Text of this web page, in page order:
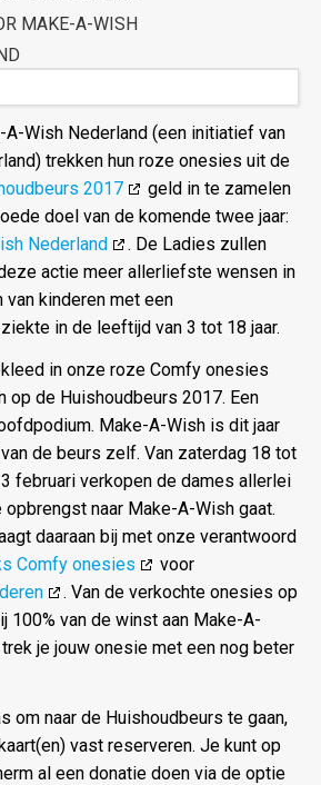
MAKE-A-WISH
Wish Nederland (een initiatief van
trekken hun roze onesies uit de
2017
geld in te zamelen
doel van de komende twee jaar:
Nederland
. De Ladies zullen
actie meer allerliefste wensen in
van kinderen met een
in de leeftijd van 3 tot 18 jaar.
in onze roze Comfy onesies
op de Huishoudbeurs 2017. Een
Make-A-Wish is dit jaar
de beurs zelf. Van zaterdag 18 tot
februari verkopen de dames allerlei
naar Make-A-Wish gaat.
daaraan bij met onze verantwoord
Comfy onesies
voor
. Van de verkochte onesies op
100% van de winst aan Make-A-
je jouw onesie met een nog beter
om naar de Huishoudbeurs te gaan,
vast reserveren. Je kunt op
al een donatie doen via de optie